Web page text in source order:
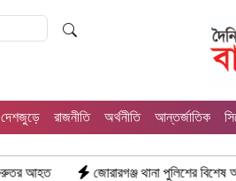
দেশজুড়ে রাজনীতি অর্থনীতি আন্তর্জাতিক
জোরারগঞ্জ থানা পুলিশের বিশেষ অভিযান